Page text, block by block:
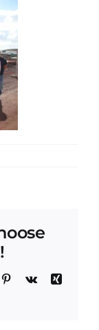
Pinterest
Vk
Xing